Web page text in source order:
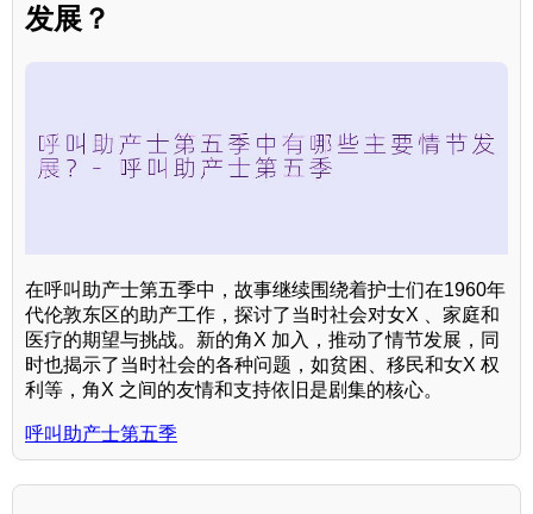
发展？
在呼叫助产士第五季中，故事继续围绕着护士们在1960年
代伦敦东区的助产工作，探讨了当时社会对女X 、家庭和
医疗的期望与挑战。新的角X 加入，推动了情节发展，同
时也揭示了当时社会的各种问题，如贫困、移民和女X 权
利等，角X 之间的友情和支持依旧是剧集的核心。
呼叫助产士第五季